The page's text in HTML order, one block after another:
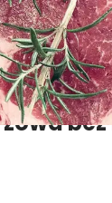
Jacek